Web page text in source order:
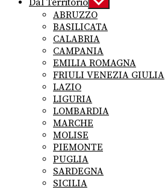
Dal Territorio Show
sub
menu
ABRUZZO
BASILICATA
CALABRIA
CAMPANIA
EMILIA ROMAGNA
FRIULI VENEZIA GIULIA
LAZIO
LIGURIA
LOMBARDIA
MARCHE
MOLISE
PIEMONTE
PUGLIA
SARDEGNA
SICILIA